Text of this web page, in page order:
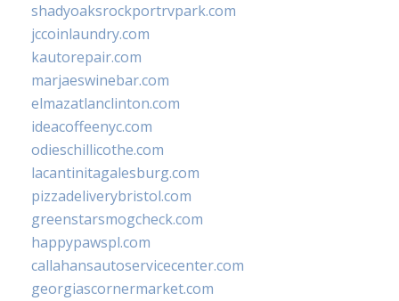
shadyoaksrockportrvpark.com
jccoinlaundry.com
kautorepair.com
marjaeswinebar.com
elmazatlanclinton.com
ideacoffeenyc.com
odieschillicothe.com
lacantinitagalesburg.com
pizzadeliverybristol.com
greenstarsmogcheck.com
happypawspl.com
callahansautoservicecenter.com
georgiascornermarket.com